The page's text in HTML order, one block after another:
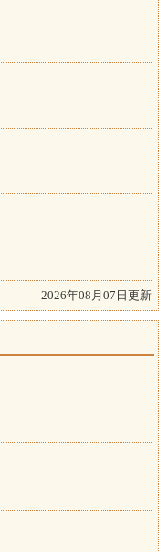
2026年08月07日更新